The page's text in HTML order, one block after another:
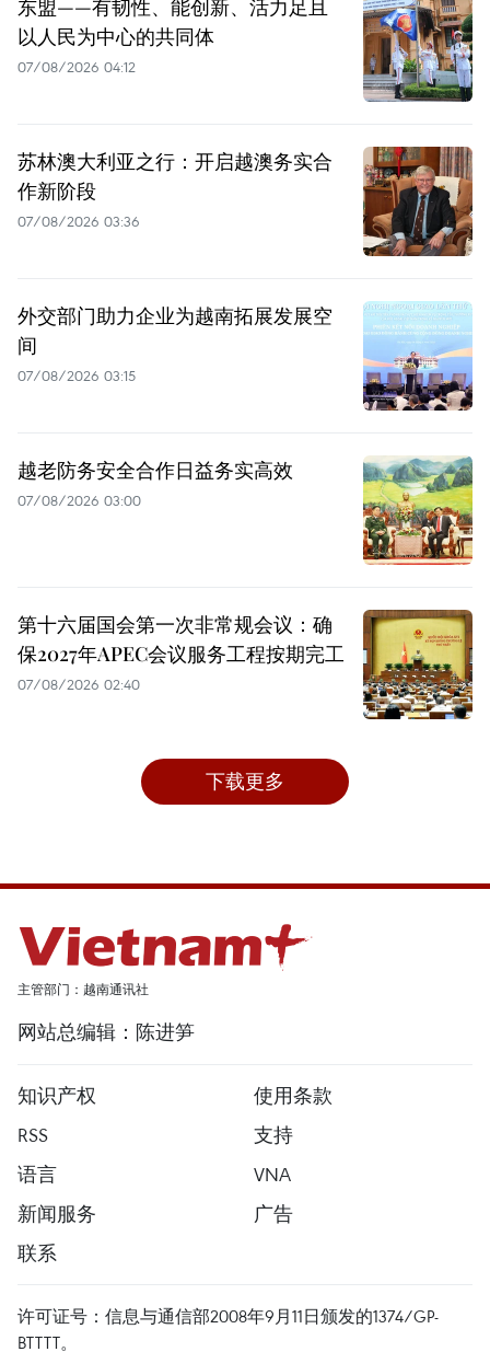
东盟——有韧性、能创新、活力足且
以人民为中心的共同体
07/08/2026 04:12
苏林澳大利亚之行：开启越澳务实合
作新阶段
07/08/2026 03:36
外交部门助力企业为越南拓展发展空
间
07/08/2026 03:15
越老防务安全合作日益务实高效
07/08/2026 03:00
第十六届国会第一次非常规会议：确
保2027年APEC会议服务工程按期完工
07/08/2026 02:40
下载更多
主管部门：越南通讯社
网站总编辑：陈进笋
知识产权
使用条款
RSS
支持
语言
VNA
新闻服务
广告
联系
许可证号：信息与通信部2008年9月11日颁发的1374/GP-
BTTTT。